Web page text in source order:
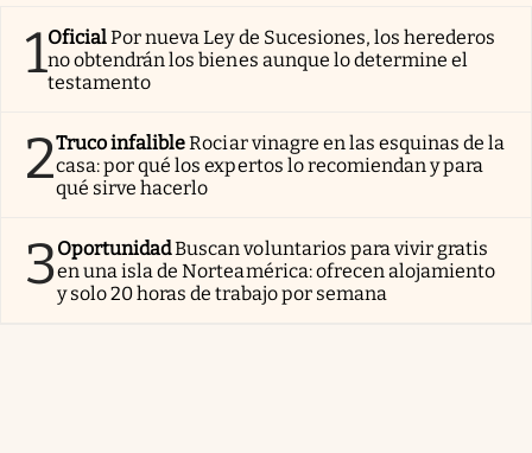
1OficialPor nueva Ley de Sucesiones, los herederos
no obtendrán los bienes aunque lo determine el
testamento
2Truco infalibleRociar vinagre en las esquinas de la
casa: por qué los expertos lo recomiendan y para
qué sirve hacerlo
3OportunidadBuscan voluntarios para vivir gratis
en una isla de Norteamérica: ofrecen alojamiento
y solo 20 horas de trabajo por semana